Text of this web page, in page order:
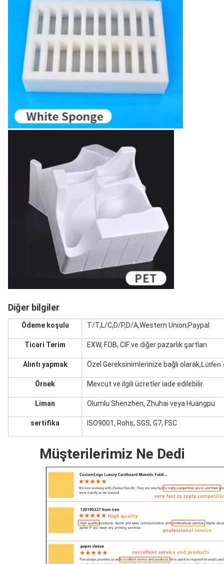
Diğer bilgiler
Ödeme koşulu T/T,L/C,D/P,D/A,Western Union;Paypal
Ticari Terim EXW, FOB, CIF ve diğer pazarlık şartları
Alıntı yapmak Özel Gereksinimlerinize bağlı olarak,Lütfen
Örnek Mevcut ve ilgili ücretler iade edilebilir.
Liman Olumlu Shenzhen, Zhuhai veya Huangpu
sertifika ISO9001, Rohs, SGS, G7, FSC
Müşterilerimiz Ne Dedi